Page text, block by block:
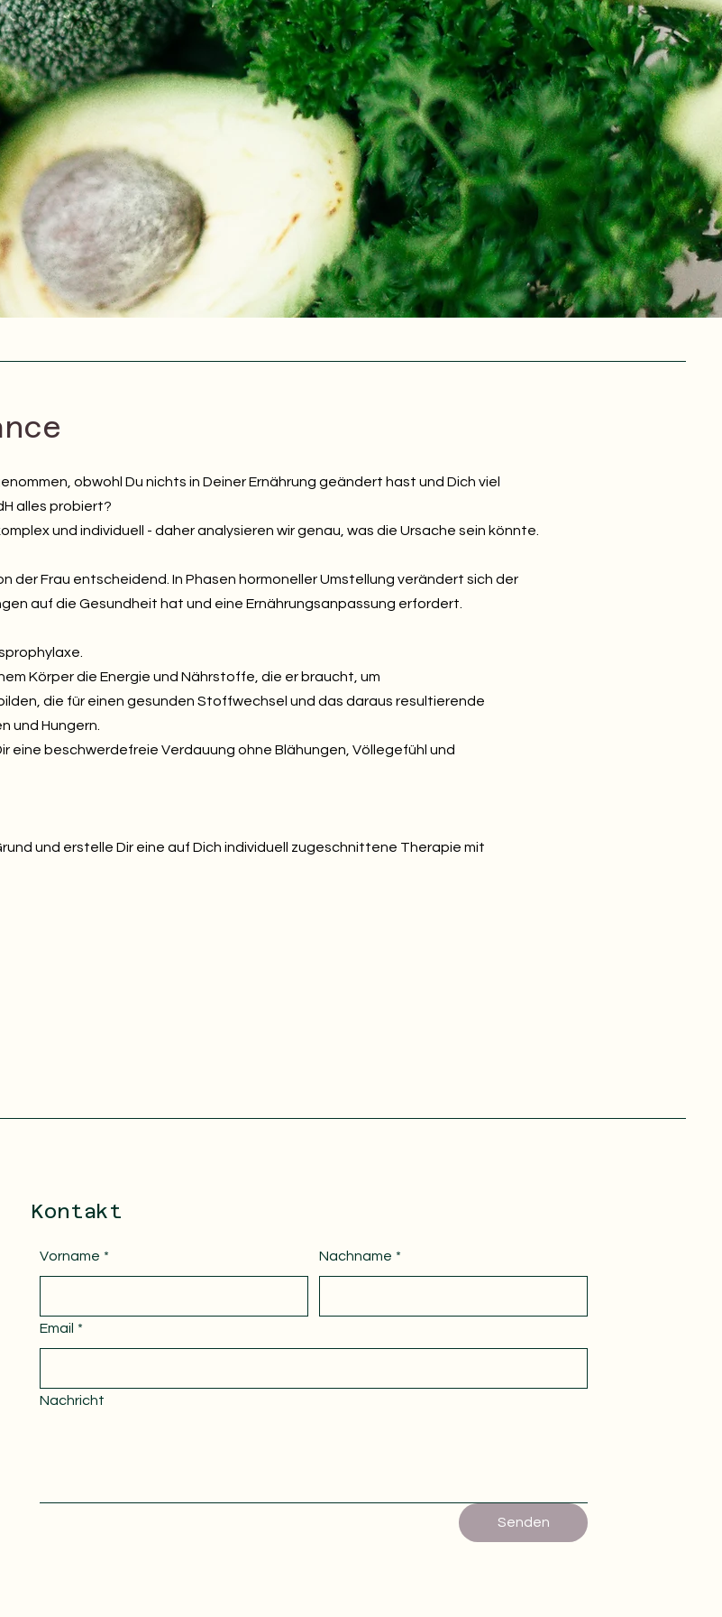
obwohl Du nichts in Deiner Ernährung geändert hast und Dich viel
alles probiert?
und individuell - daher analysieren wir genau, was die Ursache sein könnte.
der Frau entscheidend. In Phasen hormoneller Umstellung verändert sich der
auf die Gesundheit hat und eine Ernährungsanpassung erfordert.
Körper die Energie und Nährstoffe, die er braucht, um
die für einen gesunden Stoffwechsel und das daraus resultierende
und Hungern.
eine beschwerdefreie Verdauung ohne Blähungen, Völlegefühl und
und erstelle Dir eine auf Dich individuell zugeschnittene Therapie mit
Kontakt
Vorname * Nachname *
Email *
Nachricht
Senden